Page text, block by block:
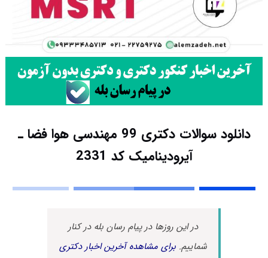
دانلود سوالات دکتری 99 مهندسی هوا فضا ـ
آیرودینامیک کد 2331
در این روزها در پیام رسان بله در کنار
شماییم.برای مشاهده آخرین اخبار دکتری